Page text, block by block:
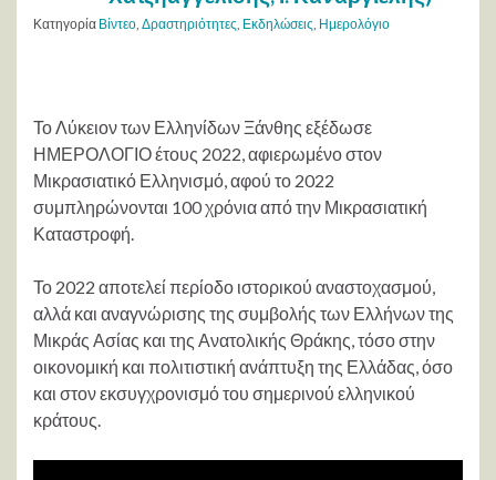
Κατηγορία Βίντεο, Δραστηριότητες, Εκδηλώσεις, Ημερολόγιο
Το Λύκειον των Ελληνίδων Ξάνθης εξέδωσε
ΗΜΕΡΟΛΟΓΙΟ έτους 2022, αφιερωμένο στον
Μικρασιατικό Ελληνισμό, αφού το 2022
συμπληρώνονται 100 χρόνια από την Μικρασιατική
Καταστροφή.
Το 2022 αποτελεί περίοδο ιστορικού αναστοχασμού,
αλλά και αναγνώρισης της συμβολής των Ελλήνων της
Μικράς Ασίας και της Ανατολικής Θράκης, τόσο στην
οικονομική και πολιτιστική ανάπτυξη της Ελλάδας, όσο
και στον εκσυγχρονισμό του σημερινού ελληνικού
κράτους.